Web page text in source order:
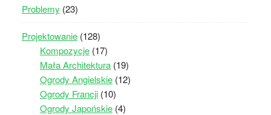
Problemy (23)
Projektowanie(128)
Kompozycje(17)
Mała Architektura(19)
Ogrody Angielskie(12)
Ogrody Francji(10)
Ogrody Japońskie(4)